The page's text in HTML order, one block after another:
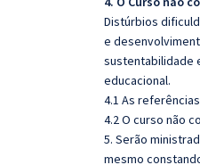
Distúrbios
e
sustentabilidade
educacional.
4.1 As
4.2 O curso não
5. Serão
mesmo